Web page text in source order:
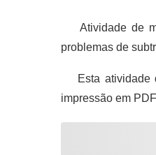
Atividade de
problemas de
Esta atividade
impressão em